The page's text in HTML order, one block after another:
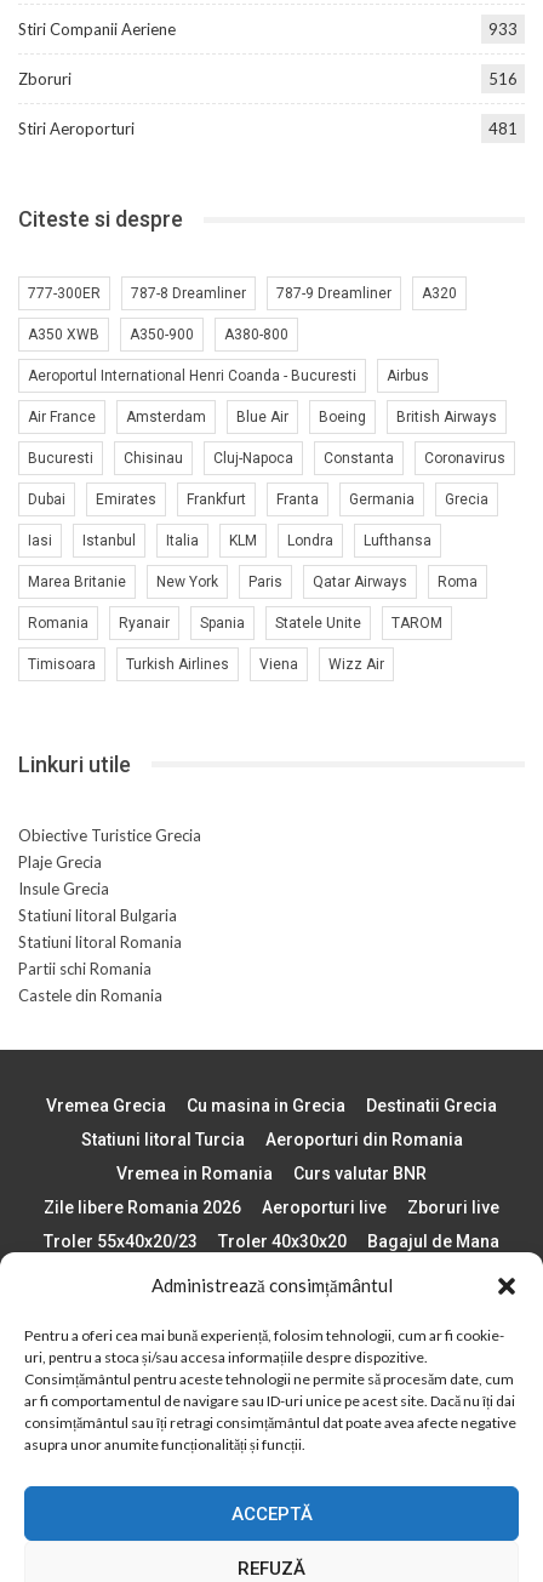
Administrează consimțământul
Pentru a oferi cea mai bună experiență, folosim tehnologii, cum ar fi cookie-
uri, pentru a stoca și/sau accesa informațiile despre dispozitive.
Consimțământul pentru aceste tehnologii ne permite să procesăm date, cum
ar fi comportamentul de navigare sau ID-uri unice pe acest site. Dacă nu îți dai
consimțământul sau îți retragi consimțământul dat poate avea afecte negative
asupra unor anumite funcționalități și funcții.
ACCEPTĂ
REFUZĂ
Stiri Companii Aeriene 933
Zboruri 516
Stiri Aeroporturi 481
Citeste si despre
777-300ER 787-8 Dreamliner 787-9 Dreamliner A320
A350 XWB A350-900 A380-800
Aeroportul International Henri Coanda - Bucuresti Airbus
Air France Amsterdam Blue Air Boeing British Airways
Bucuresti Chisinau Cluj-Napoca Constanta Coronavirus
Dubai Emirates Frankfurt Franta Germania Grecia
Iasi Istanbul Italia KLM Londra Lufthansa
Marea Britanie New York Paris Qatar Airways Roma
Romania Ryanair Spania Statele Unite TAROM
Timisoara Turkish Airlines Viena Wizz Air
Linkuri utile
Obiective Turistice Grecia
Plaje Grecia
Insule Grecia
Statiuni litoral Bulgaria
Statiuni litoral Romania
Partii schi Romania
Castele din Romania
Vremea Grecia Cu masina in Grecia
Destinatii Grecia
Statiuni litoral Turcia
Aeroporturi din Romania
Vremea in Romania
Curs valutar BNR
Zile libere Romania 2026
Aeroporturi live
Zboruri live
Troler 55x40x20/23
Troler 40x30x20
Bagajul de Mana
Paste 2026
Cele mai bune telefoane
Plaje din Europa
Concerte Romania 2025
Asigurare de calatorie
Când se schimba ora în 2026
Calendar Formula 1 sezon 2026
Boarding Pass
Despre AirlinesTravel.ro
Politică cookie-uri (UE)
Cookie Policy (AU)
Politică cookie-uri (ZA)
Politică cookie-uri (Canada)
Politică cookie-uri (BR)